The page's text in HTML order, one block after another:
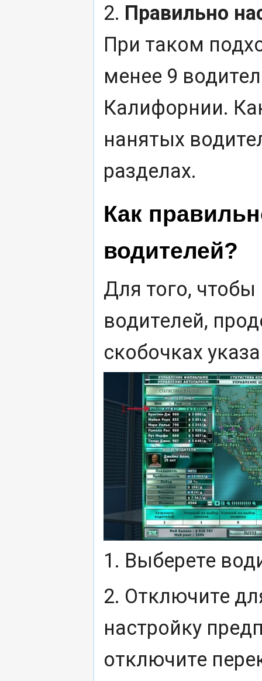
2. Правильно
При таком
менее 9
Калифорнии.
нанятых
разделах.
Как
водителей?
Для того,
водителей,
скобочках
1. Выберете
2. Отключите
настройку
отключите